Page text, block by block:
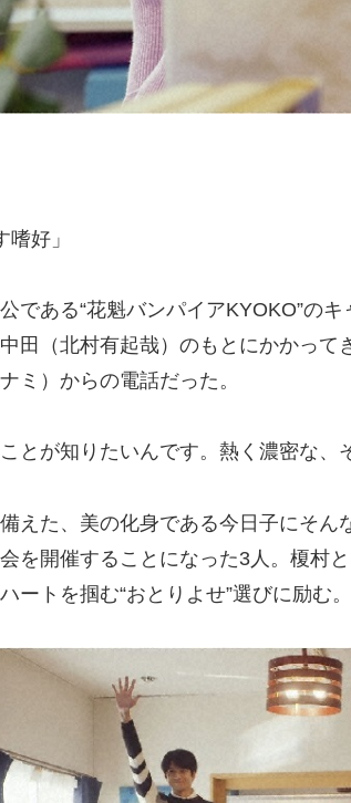
好」
である“花魁バンパイアKYOKO”の
田（北村有起哉）のもとにかかっ
ミ）からの電話だった。
ことが知りたいんです。熱く濃密な
えた、美の化身である今日子にそん
を開催することになった3人。榎村
ートを掴む“おとりよせ”選びに励む。